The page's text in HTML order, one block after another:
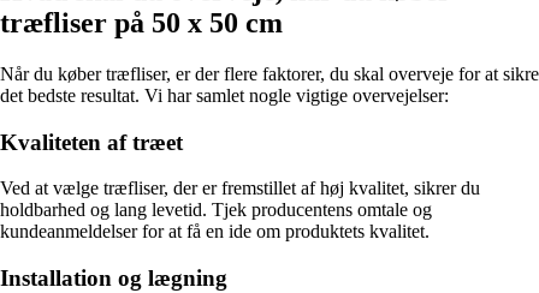
træfliser på 50 x 50 cm
Når du køber træfliser, er der flere faktorer, du skal overveje for at sikre
det bedste resultat. Vi har samlet nogle vigtige overvejelser:
Kvaliteten af træet
Ved at vælge træfliser, der er fremstillet af høj kvalitet, sikrer du
holdbarhed og lang levetid. Tjek producentens omtale og
kundeanmeldelser for at få en ide om produktets kvalitet.
Installation og lægning